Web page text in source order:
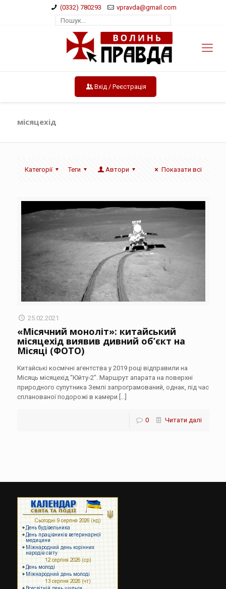
(0332) 780293 vpravda@gmail.com
Вхід / Реєстрація
місяцехід
Категорії Теги Автори Показати всі
25.02.2021
«Місячний моноліт»: китайський
місяцехід виявив дивний об’єкт на
Місяці (ФОТО)
Китайські космічні агентства у 2019 році відправили на
Місяць місяцехід “Юйту-2”. Маршрут апарата на поверхні
природного супутника Землі запрограмований, однак, під час
спланованої подорожі в камери
0 Читати далі